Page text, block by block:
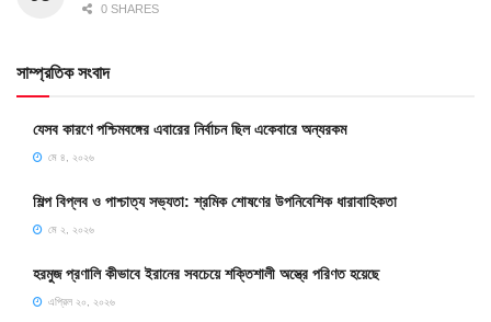
0 SHARES
সাম্প্রতিক সংবাদ
যেসব কারণে পশ্চিমবঙ্গের এবারের নির্বাচন ছিল একেবারে অন্যরকম
মে ৪, ২০২৬
শিল্প বিপ্লব ও পাশ্চাত্য সভ্যতা: শ্রমিক শোষণের উপনিবেশিক ধারাবাহিকতা
মে ২, ২০২৬
হরমুজ প্রণালি কীভাবে ইরানের সবচেয়ে শক্তিশালী অস্ত্রে পরিণত হয়েছে
এপ্রিল ২০, ২০২৬